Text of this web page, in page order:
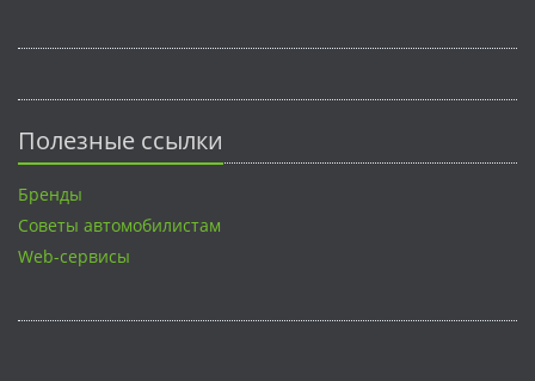
Полезные ссылки
Бренды
Советы автомобилистам
Web-сервисы